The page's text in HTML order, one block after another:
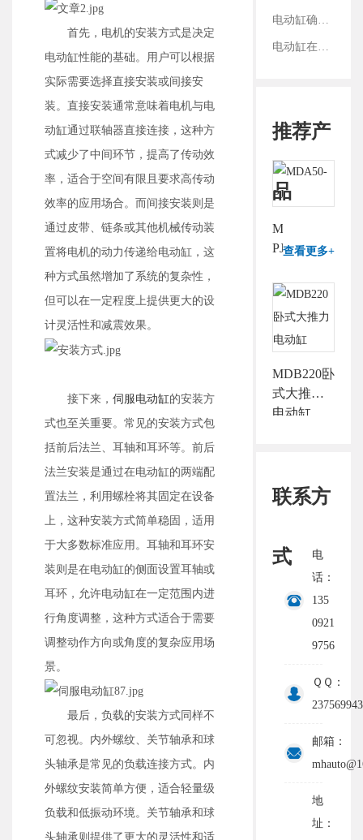
首先，电机的安装方式是决定
电动缸性能的基础。用户可以根据
实际需要选择直接安装或间接安
装。直接安装通常意味着电机与电
动缸通过联轴器直接连接，这种方
式减少了中间环节，提高了传动效
率，适合于空间有限且要求高传动
效率的应用场合。而间接安装则是
通过皮带、链条或其他机械传动装
置将电机的动力传递给电动缸，这
种方式虽然增加了系统的复杂性，
但可以在一定程度上提供更大的设
计灵活性和减震效果。
接下来， 伺服电动缸的安装方
式也至关重要。常见的安装方式包
括前后法兰、耳轴和耳环等。前后
法兰安装是通过在电动缸的两端配
置法兰，利用螺栓将其固定在设备
上，这种安装方式简单稳固，适用
于大多数标准应用。耳轴和耳环安
装则是在电动缸的侧面设置耳轴或
耳环，允许电动缸在一定范围内进
行角度调整，这种方式适合于需要
调整动作方向或角度的复杂应用场
景。
最后，负载的安装方式同样不
可忽视。内外螺纹、关节轴承和球
头轴承是常见的负载连接方式。内
外螺纹安装简单方便，适合轻量级
负载和低振动环境。关节轴承和球
头轴承则提供了更大的灵活性和适
电动缸确定减速比：看电机参数还是丝杠参数？
电动缸在工业内胀轴测试领域的应用
推荐产
品
查看更多+
MDA50-
PJ
MDB220卧
式大推力
电动缸
联系方
式
电
话：
135
0921
9756
ＱＱ：
邮箱：
地
址：